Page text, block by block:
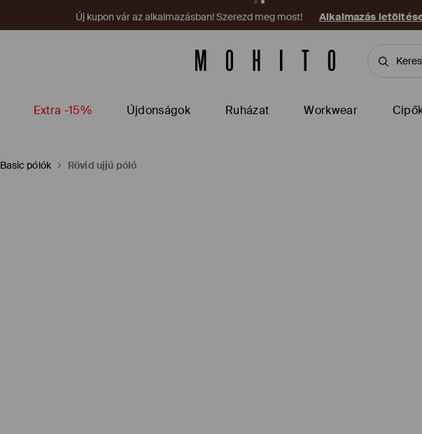
Új kupon vár az alkalmazásban! Szerezd meg most! Alkalmazás
Extra -15% Újdonságok Ruházat Workwear
Basic pólók Rövid ujjú póló